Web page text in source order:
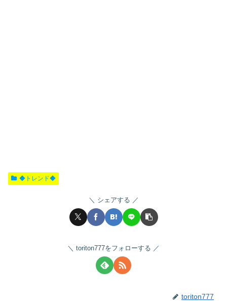
◆トレンド◆
シェアする
toriton777をフォローする
toriton777